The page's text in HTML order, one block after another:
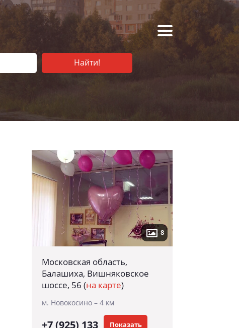
Найти!
8
Московская область,
Балашиха, Вишняковское
шоссе, 56 (на карте)
м. Новокосино – 4 км
+7 (925) 133 Показать